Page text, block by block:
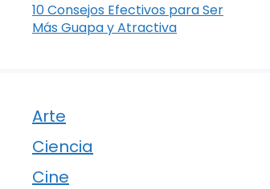
10 Consejos Efectivos para Ser
Más Guapa y Atractiva
Arte
Ciencia
Cine